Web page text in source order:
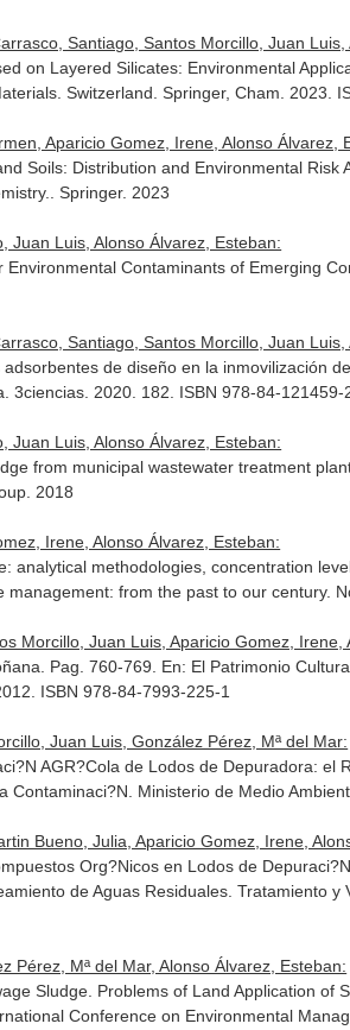
Santiago, Santos Morcillo, Juan
on Layered Silicates: Environmental
. Switzerland. Springer, Cham. 2023.
Aparicio Gomez, Irene, Alonso Álvarez,
Soils: Distribution and Environmental Risk
. Springer. 2023
Juan Luis, Alonso Álvarez, Esteban:
Environmental Contaminants of Emerging
Santiago, Santos Morcillo, Juan
de diseño en la inmovilización
3ciencias. 2020. 182. ISBN 978-84-121459-
Juan Luis, Alonso Álvarez, Esteban:
from municipal wastewater treatment
2018
Irene, Alonso Álvarez, Esteban:
analytical methodologies, concentration
management: from the past to our century.
Morcillo, Juan Luis, Aparicio Gomez, Irene,
Pag. 760-769. En: El Patrimonio
ISBN 978-84-7993-225-1
Juan Luis, González Pérez, Mª del Mar:
AGR?Cola de Lodos de Depuradora: el
Contaminaci?N . Ministerio de Medio
Bueno, Julia, Aparicio Gomez, Irene,
Org?Nicos en Lodos de
de Aguas Residuales. Tratamiento y
Pérez, Mª del Mar, Alonso Álvarez, Esteban:
Sludge. Problems of Land Application of
Conference on Environmental